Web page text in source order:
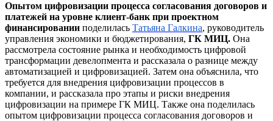
Опытом цифровизации процесса согласования договоров и
платежей на уровне клиент-банк при проектном
финансировании поделилась Татьяна Галкина, руководитель
управления экономики и бюджетирования, ГК МИЦ. Она
рассмотрела состояние рынка и необходимость цифровой
трансформации девелопмента и рассказала о разнице между
автоматизацией и цифровизацией. Затем она объяснила, что
требуется для внедрения цифровизации процессов в
компании, и рассказала про этапы и риски внедрения
цифровизации на примере ГК МИЦ. Также она поделилась
опытом цифровизации процесса согласования договоров и